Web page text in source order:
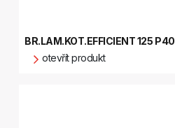
BR.LAM.KOT.EFFICIENT 125 P40
otevřít produkt